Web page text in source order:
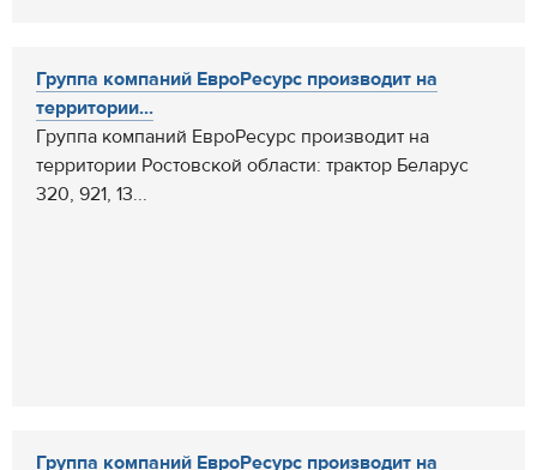
Группа компаний ЕвроРесурс производит на
территории...
Группа компаний ЕвроРесурс производит на
территории Ростовской области: трактор Беларус
320, 921, 13...
Группа компаний ЕвроРесурс производит на